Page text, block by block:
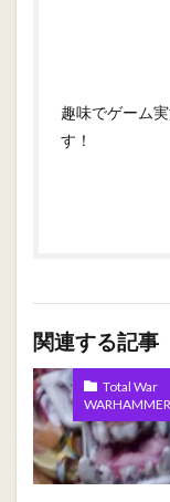
趣味でゲーム
す！
関連する記事
Total War